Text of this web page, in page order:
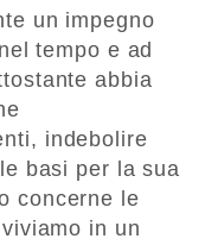
un impegno
tempo e ad
abbia
indebolire
basi per la sua
concerne le
in un